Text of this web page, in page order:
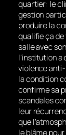
quartier: le
gestion
produire la
qualifie ça
salle avec
l’institution a
violence
la condition
confirme sa
scandales
leur
que
le blâme